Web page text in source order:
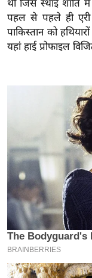
य
ब
ज
ट
P
L
2
0
2
6
क्रा
थी जिसे स्थाई शांति
पहल से पहले ही एरी
पाकिस्तान को
यहां हाई प्रोफाइल